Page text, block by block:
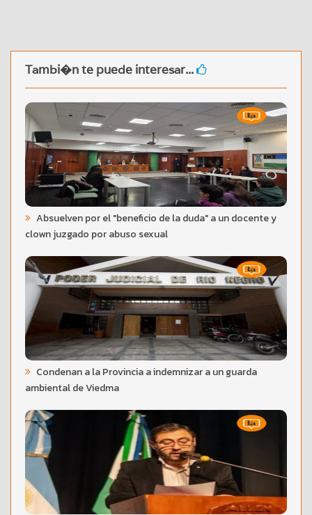
Tambi�n te puede interesar...
Absuelven por el "beneficio de la duda" a un docente y
clown juzgado por abuso sexual
Condenan a la Provincia a indemnizar a un guarda
ambiental de Viedma